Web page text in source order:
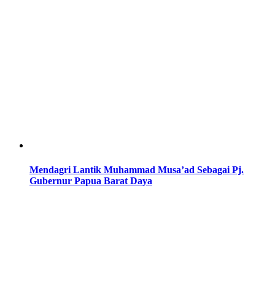
Mendagri Lantik Muhammad Musa’ad Sebagai Pj.
Gubernur Papua Barat Daya